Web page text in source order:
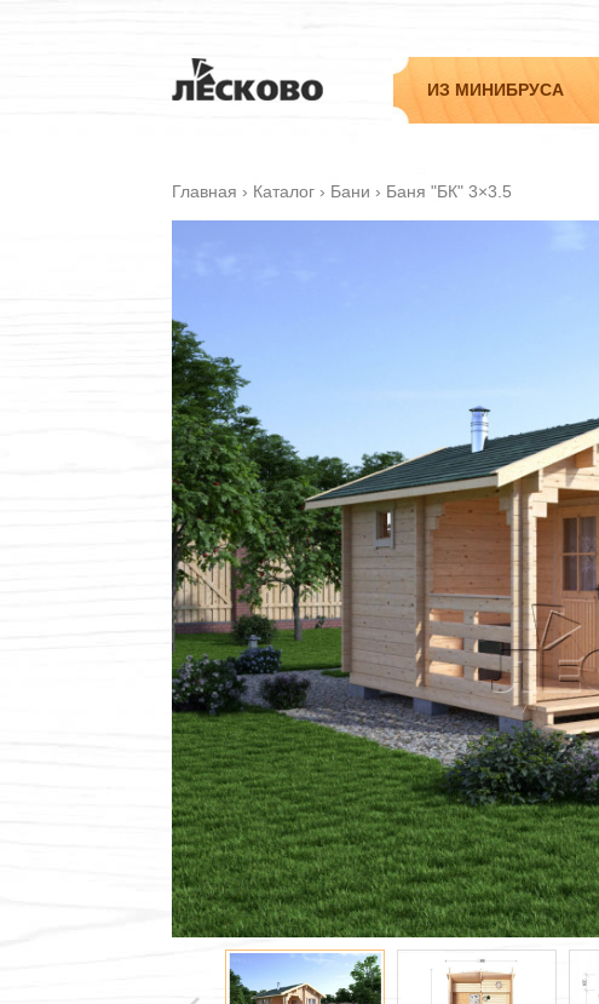
ИЗ МИНИБРУСА
Садовые
Дачные
Главная › Каталог › Бани › Баня "БК" 3×3.5